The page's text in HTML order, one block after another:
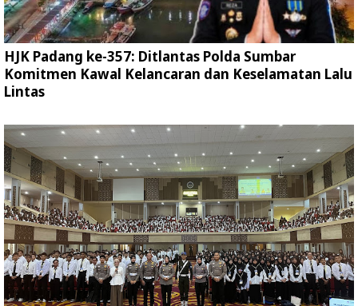
HJK Padang ke-357: Ditlantas Polda Sumbar
Komitmen Kawal Kelancaran dan Keselamatan Lalu
Lintas